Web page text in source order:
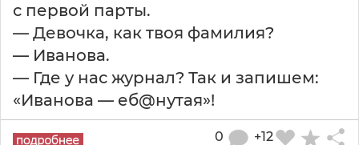
с первой парты.
— Девочка, как твоя фамилия?
— Иванова.
— Где у нас журнал? Так и запишем:
«Иванова — еб@нутая»!
+12
0